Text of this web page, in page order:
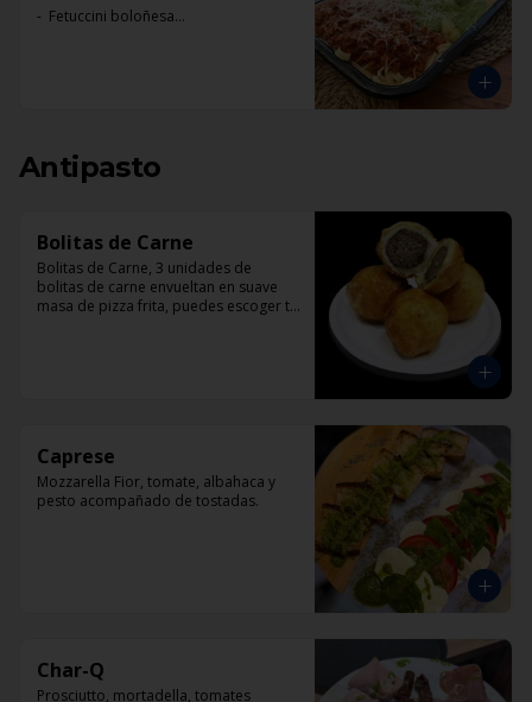
-  Fetuccini boloñesa
Antipasto
Bolitas de Carne
Bolitas de Carne, 3 unidades de
bolitas de carne envueltan en suave
masa de pizza frita, puedes escoger tu
Caprese
Mozzarella Fior, tomate, albahaca y
pesto acompañado de tostadas.
Char-Q
Prosciutto, mortadella, tomates